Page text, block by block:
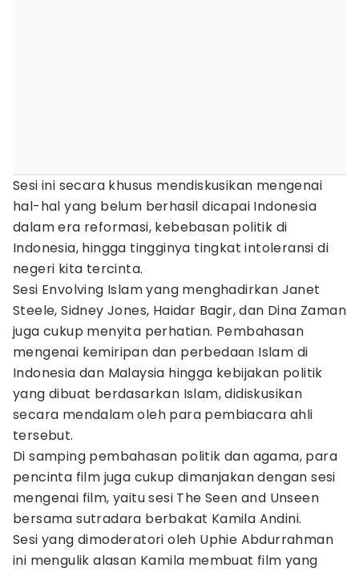
Sesi ini secara khusus mendiskusikan mengenai
hal-hal yang belum berhasil dicapai Indonesia
dalam era reformasi, kebebasan politik di
Indonesia, hingga tingginya tingkat intoleransi di
negeri kita tercinta.
Sesi Envolving Islam yang menghadirkan Janet
Steele, Sidney Jones, Haidar Bagir, dan Dina Zaman
juga cukup menyita perhatian. Pembahasan
mengenai kemiripan dan perbedaan Islam di
Indonesia dan Malaysia hingga kebijakan politik
yang dibuat berdasarkan Islam, didiskusikan
secara mendalam oleh para pembiacara ahli
tersebut.
Di samping pembahasan politik dan agama, para
pencinta film juga cukup dimanjakan dengan sesi
mengenai film, yaitu sesi The Seen and Unseen
bersama sutradara berbakat Kamila Andini.
Sesi yang dimoderatori oleh Uphie Abdurrahman
ini mengulik alasan Kamila membuat film yang